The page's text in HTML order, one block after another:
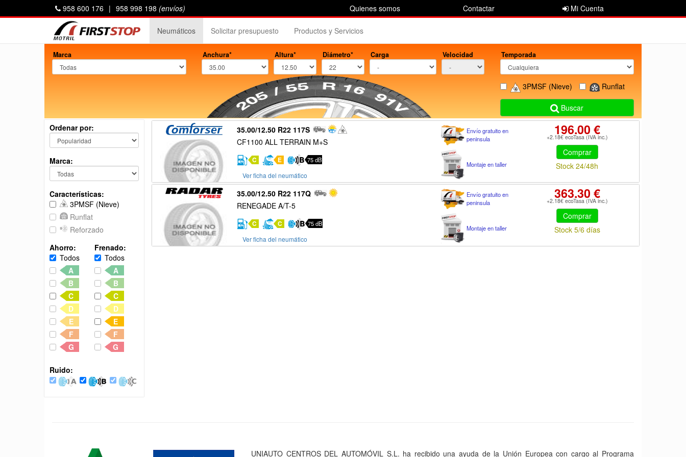
Quienes somos Contactar Mi Cuenta
958 600 176 | 958 998 198 (envíos)
Neumáticos Solicitar presupuesto Productos y Servicios
Marca Anchura* Altura* Diámetro* Carga Velocidad Temporada
3PMSF (Nieve) Runflat
Buscar
Ordenar por:
Marca:
Características:
3PMSF (Nieve)
Runflat
Reforzado
Ahorro:
Todos
A
B
C
D
E
F
G
Frenado:
Todos
A
B
C
D
E
F
G
Ruido:
35.00/12.50 R22 117S
CF1100 ALL TERRAIN M+S
C E 75 dB
Ver ficha del neumático
Envío gratuito en
peninsula
Montaje en taller
196.00 €
+2.18€ ecoTasa (IVA inc.)
Comprar
Stock 24/48h
35.00/12.50 R22 117Q
RENEGADE A/T-5
C C 75 dB
Ver ficha del neumático
Envío gratuito en
peninsula
Montaje en taller
363.30 €
+2.18€ ecoTasa (IVA inc.)
Comprar
Stock 5/6 días
UNIAUTO CENTROS DEL AUTOMÓVIL S.L. ha recibido una ayuda de la Unión Europea con cargo al Programa